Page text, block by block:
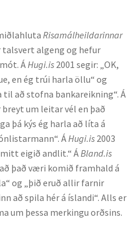
Risamálheildarinnar
talsvert algeng og hefur
ÁHugi.is 2001 segir: „OK,
en ég trúi harla öllu“ og
til að stofna bankareikning“. Á
breyt um leitar vél en það
þá kýs ég harla að líta á
ÁHugi.is 2003
eigið andlit.“ ÁBland.is
það væri komið framhald á
og „þið eruð allir farnir
að spila hér á íslandi“. Alls er
um þessa merkingu orðsins.